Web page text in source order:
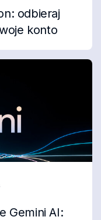
odbieraj
konto
Gemini AI: